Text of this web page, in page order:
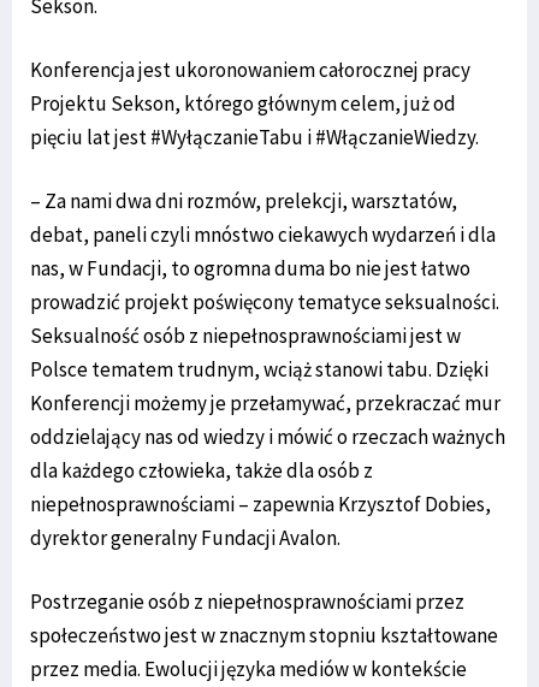
Sekson.
Konferencja jest ukoronowaniem całorocznej pracy
Projektu Sekson, którego głównym celem, już od
pięciu lat jest #WyłączanieTabu i #WłączanieWiedzy.
– Za nami dwa dni rozmów, prelekcji, warsztatów,
debat, paneli czyli mnóstwo ciekawych wydarzeń i dla
nas, w Fundacji, to ogromna duma bo nie jest łatwo
prowadzić projekt poświęcony tematyce seksualności.
Seksualność osób z niepełnosprawnościami jest w
Polsce tematem trudnym, wciąż stanowi tabu. Dzięki
Konferencji możemy je przełamywać, przekraczać mur
oddzielający nas od wiedzy i mówić o rzeczach ważnych
dla każdego człowieka, także dla osób z
niepełnosprawnościami – zapewnia Krzysztof Dobies,
dyrektor generalny Fundacji Avalon.
Postrzeganie osób z niepełnosprawnościami przez
społeczeństwo jest w znacznym stopniu kształtowane
przez media. Ewolucji języka mediów w kontekście